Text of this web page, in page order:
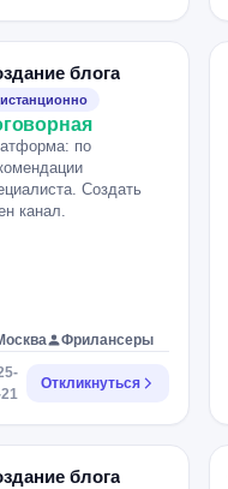
блога
по
Создать
канал.
Фрилансеры
Откликнуться
блога